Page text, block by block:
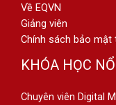
Về EQVN
Giảng viên
Chính sách bảo mật
KHÓA HỌC
Chuyên viên Digital